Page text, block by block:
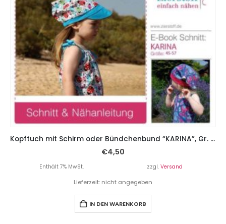
Kopftuch mit Schirm oder Bündchenbund “KARINA”, Gr. 45 – 57
€4,50
Enthält 7% MwSt. zzgl. Versand
Lieferzeit: nicht angegeben
IN DEN WARENKORB